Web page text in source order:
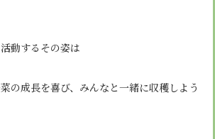
動するその姿は
の成長を喜び、みんなと一緒に収穫しよう